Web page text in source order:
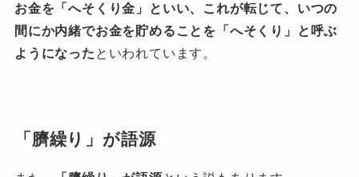
お金を「へそくり金」といい、これが転じて、いつの
間にか内緒でお金を貯めることを「へそくり」と呼ぶ
ようになった といわれています。
「臍繰り」が語源